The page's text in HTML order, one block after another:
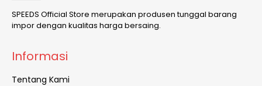
SPEEDS Official Store merupakan produsen tunggal barang
impor dengan kualitas harga bersaing.
Informasi
Tentang Kami